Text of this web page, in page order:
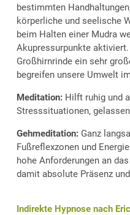
bestimmten
körperliche und seelische
beim Halten einer Mudra
Akupressurpunkte
Großhirnrinde ein sehr
begreifen unsere Umwelt
Meditation: Hilft ruhig und
Stresssituationen,
Gehmeditation: Ganz
Fußreflexzonen und
hohe Anforderungen an
damit absolute Präsenz
Indirekte Hypnose nach